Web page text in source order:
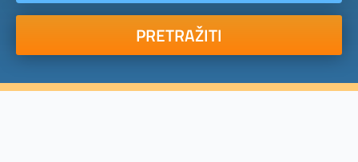
PRETRAŽITI